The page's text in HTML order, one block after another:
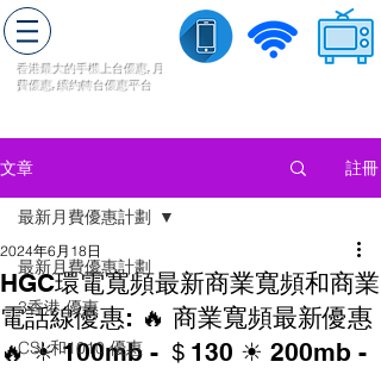
香港最大的手機上台優惠, 月
費優惠,續約轉台優惠平台
文章 註冊
最新月費優惠計劃
3香港 優惠
CSL和1010 優惠
最新月費優惠計劃
HGC環電寬頻最新商業寬頻和商業
電話線優惠: 🔥 商業寬頻最新優惠
🔥 ☀ 100mb - ＄130 ☀ 200mb -
2024年6月18日